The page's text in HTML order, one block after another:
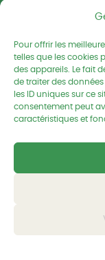
Pour offrir les
telles que les cookies
des appareils. Le fait
de traiter des
les ID uniques sur ce
consentement peut
caractéristiques et
Politique de
Tous
Développement et